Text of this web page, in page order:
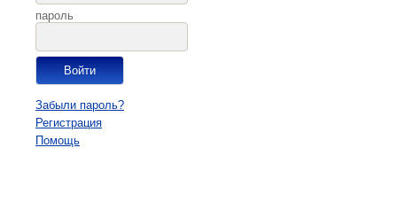
пароль
Забыли пароль?
Регистрация
Помощь